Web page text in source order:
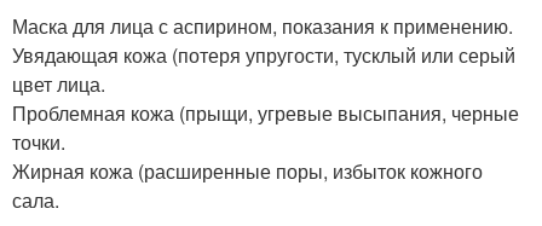
Маска для лица с аспирином, показания к применению.
Увядающая кожа (потеря упругости, тусклый или серый
цвет лица.
Проблемная кожа (прыщи, угревые высыпания, черные
точки.
Жирная кожа (расширенные поры, избыток кожного
сала.